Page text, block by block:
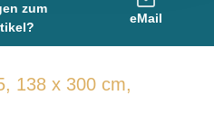
zum
eMail
138 x 300 cm,